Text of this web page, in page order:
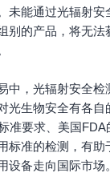
未能通过光辐射安
别的产品，将无法
中，光辐射安全检
光生物安全有各自
准要求、美国FDA
标准的检测，有助
设备走向国际市场。